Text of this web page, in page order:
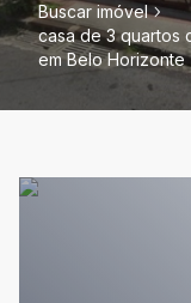
Buscar imóvel
casa de 3 quartos
em Belo Horizonte